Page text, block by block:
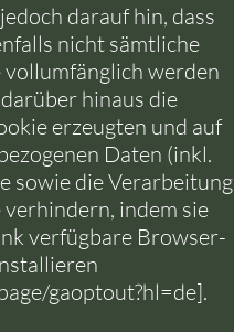
darauf hin, dass
nicht sämtliche
werden
hinaus die
erzeugten und auf
Daten (inkl.
sowie die Verarbeitung
indem sie
verfügbare Browser-
gaoptout?hl=de].